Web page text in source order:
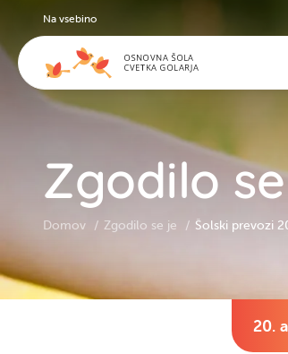
Zgodilo
Domov Zgodilo se je Šolski prevozi
20.
Na vsebino